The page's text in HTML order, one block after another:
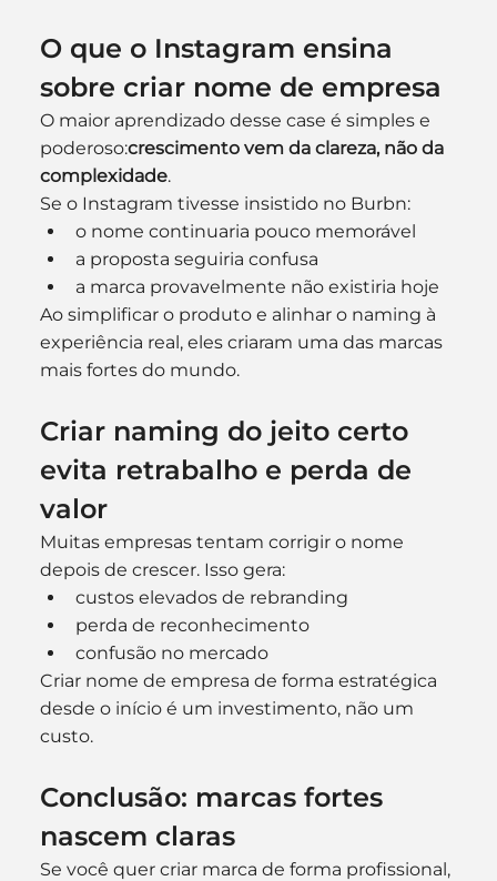
O que o Instagram ensina
sobre criar nome de empresa
O maior aprendizado desse case é simples e
poderoso:crescimento vem da clareza, não da
complexidade.
Se o Instagram tivesse insistido no Burbn:
o nome continuaria pouco memorável
a proposta seguiria confusa
a marca provavelmente não existiria hoje
Ao simplificar o produto e alinhar o naming à
experiência real, eles criaram uma das marcas
mais fortes do mundo.
Criar naming do jeito certo
evita retrabalho e perda de
valor
Muitas empresas tentam corrigir o nome
depois de crescer. Isso gera:
custos elevados de rebranding
perda de reconhecimento
confusão no mercado
Criar nome de empresa de forma estratégica
desde o início é um investimento, não um
custo.
Conclusão: marcas fortes
nascem claras
Se você quer criar marca de forma profissional,